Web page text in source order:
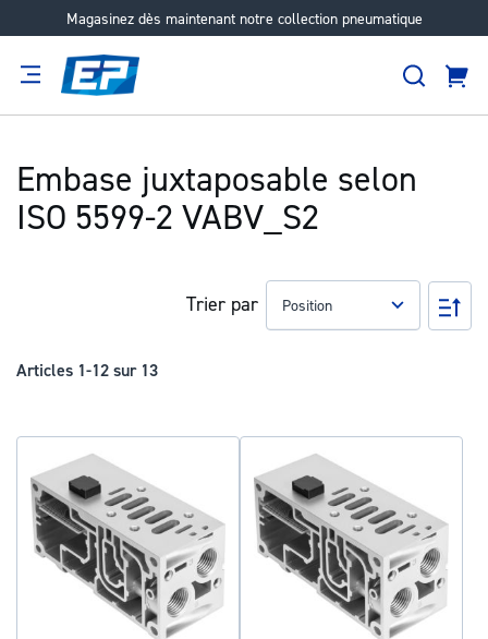
Magasinez dès maintenant notre collection pneumatique
Aller
Embase juxtaposable selon
ISO 5599-2 VABV_S2
Articles 1-12 sur 13
Trier par
Par